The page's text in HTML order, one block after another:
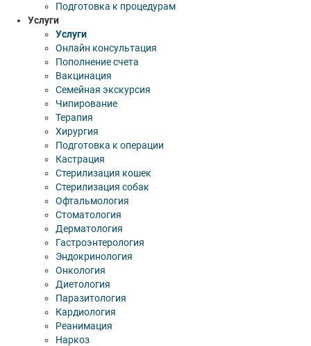
Подготовка к процедурам
Услуги
Услуги
Онлайн консультация
Пополнение счета
Вакцинация
Семейная экскурсия
Чипирование
Терапия
Хирургия
Подготовка к операции
Кастрация
Стерилизация кошек
Стерилизация собак
Офтальмология
Стоматология
Дерматология
Гастроэнтерология
Эндокринология
Онкология
Диетология
Паразитология
Кардиология
Реанимация
Наркоз